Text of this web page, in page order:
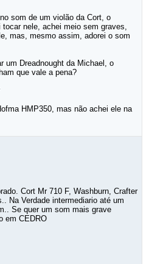
som de um violão da Cort, o
nele, achei meio sem graves,
mas, mesmo assim, adorei o som
um Dreadnought da Michael, o
que vale a pena?
HMP350, mas não achei ele na
Cort Mr 710 F, Washburn, Crafter
Na Verdade intermediario até um
Se quer um som mais grave
em CEDRO